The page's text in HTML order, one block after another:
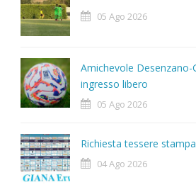
05 Ago 2026
Amichevole Desenzano-
ingresso libero
05 Ago 2026
Richiesta tessere
04 Ago 2026